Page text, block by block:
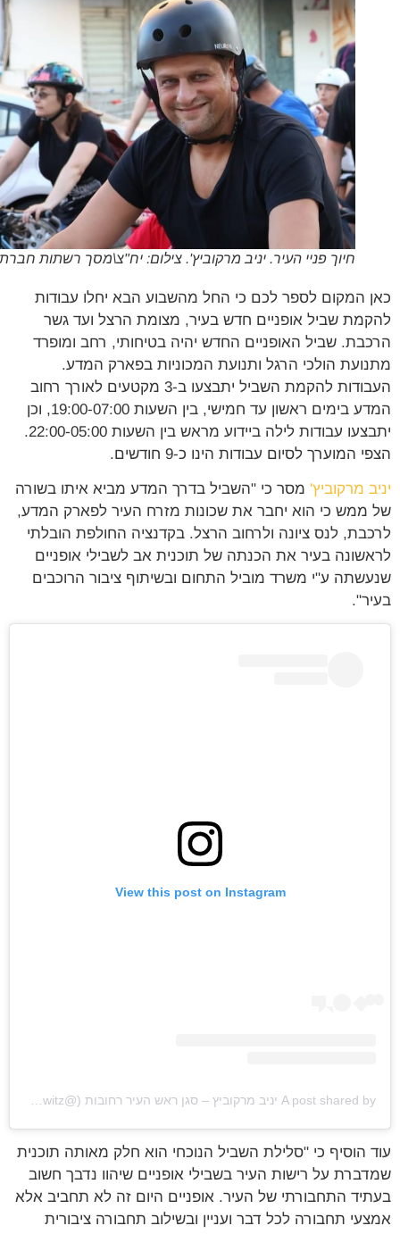
חיוך פניי העיר. יניב מרקוביץ'. צילום: יח"צ\מסך רשתות חברתיות
המקום לספר לכם כי החל מהשבוע הבא יחלו עבודות
שביל אופניים חדש בעיר, מצומת הרצל ועד גשר
שביל האופניים החדש יהיה בטיחותי, רחב ומופרד
הולכי הרגל ותנועת המכוניות בפארק המדע.
העבודות להקמת השביל יתבצעו ב-3 מקטעים לאורך רחוב
המדע בימים ראשון עד חמישי, בין השעות 19:00-07:00, וכן
יתבצעו עבודות לילה ביידוע מראש בין השעות 22:00-05:00.
המוערך לסיום עבודות הינו כ-9 חודשים.
מרקוביץ'מסר כי "השביל בדרך המדע מביא איתו בשורה
ממש כי הוא יחבר את שכונות מזרח העיר לפארק המדע,
לנס ציונה ולרחוב הרצל. בקדנציה החולפת הובלתי
בעיר את הכנתה של תוכנית אב לשבילי אופניים
ע"י משרד מוביל התחום ובשיתוף ציבור הרוכבים
View this post on Instagram
A post shared by יניב מרקוביץ – סגן ראש העיר רחובות (@yaniv_markowitz)
הוסיף כי "סלילת השביל הנוכחי הוא חלק מאותה תוכנית
על רישות העיר בשבילי אופניים שיהוו נדבך חשוב
התחבורתי של העיר. אופניים היום זה לא תחביב אלא
תחבורה לכל דבר ועניין ובשילוב תחבורה ציבורית